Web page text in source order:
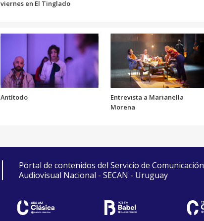
viernes en El Tinglado
Antítodo
Entrevista a Marianella
Morena
Portal de contenidos del Servicio de Comunicación
Audiovisual Nacional - SECAN - Uruguay